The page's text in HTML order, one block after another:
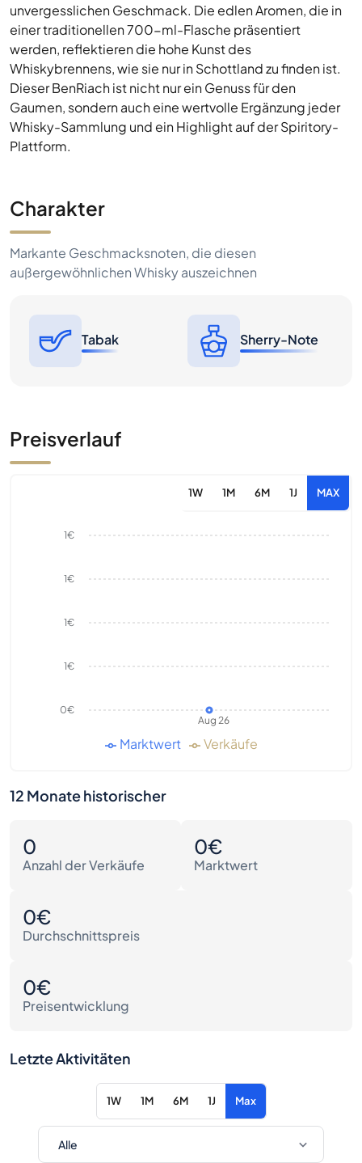
unvergesslichen Geschmack. Die edlen Aromen, die in
einer traditionellen 700-ml-Flasche präsentiert
werden, reflektieren die hohe Kunst des
Whiskybrennens, wie sie nur in Schottland zu finden ist.
Dieser BenRiach ist nicht nur ein Genuss für den
Gaumen, sondern auch eine wertvolle Ergänzung jeder
Whisky-Sammlung und ein Highlight auf der Spiritory-
Plattform.
Charakter
Markante Geschmacksnoten, die diesen
außergewöhnlichen Whisky auszeichnen
Tabak Sherry-Note
Preisverlauf
1W 1M 6M 1J MAX
Aug 26
0€
1€
1€
1€
1€
Marktwert Verkäufe
12 Monate historischer
0
Anzahl der Verkäufe
0€
Marktwert
0€
Durchschnittspreis
0€
Preisentwicklung
Letzte Aktivitäten
1W 1M 6M 1J Max